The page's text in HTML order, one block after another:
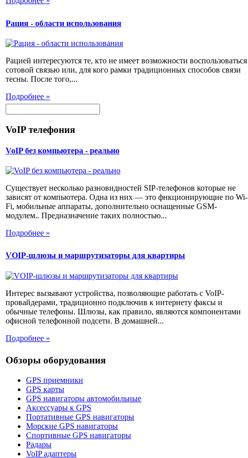
Рация - области использования
Рацией интересуются те, кто не имеет возможности воспользоваться
сотовой связью или, для кого рамки традиционных способов связи
тесны. После того,...
Подробнее »
VoIP телефония
VoIP без компьютера - реально
Существует несколько разновидностей SIP-телефонов которые не
зависят от компьютера. Одна из них — это фнкционирующие по Wi-
Fi, мобильные аппараты, дополнительно оснащенные GSM-
модулем.. Предназначение таких полностью...
Подробнее »
VOIP-шлюзы и маршрутизаторы для квартиры
Интерес вызывают устройства, позволяющие работать с VoIP-
провайдерами, традиционно подключив к интернету факсы и
обычные телефоны. Шлюзы, как правило, являются компонентами
офисной телефонной подсети. В домашней...
Подробнее »
Обзоры оборудования
GPS приемники
GPS карты
GPS навигаторы автомобильные
Аксессуары к GPS
Портативные GPS навигаторы
Морские GPS навигаторы
Спортивные GPS навигаторы
Радары
VoIP адаптеры